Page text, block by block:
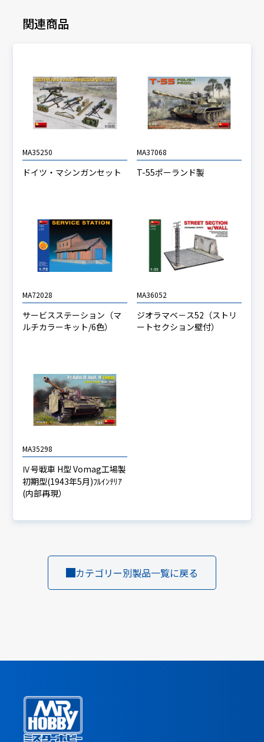
関連商品
MA35250
ドイツ・マシンガンセット
MA37068
T-55ポーランド製
MA72028
サービスステーション（マ
ルチカラーキット/6色）
MA36052
ジオラマベ－ス52（ストリ
ートセクション壁付）
MA35298
Ⅳ号戦車 H型 Vomag工場製
初期型(1943年5月)ﾌﾙｲﾝﾃﾘｱ
(内部再現）
カテゴリー別製品一覧に戻る